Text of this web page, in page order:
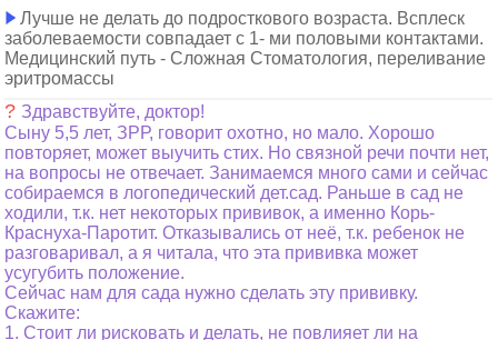
Лучше не делать до подросткового возраста. Всплеск
заболеваемости совпадает с 1- ми половыми контактами.
Медицинский путь - Сложная Стоматология, переливание
эритромассы
? Здравствуйте, доктор!
Сыну 5,5 лет, ЗРР, говорит охотно, но мало. Хорошо
повторяет, может выучить стих. Но связной речи почти нет,
на вопросы не отвечает. Занимаемся много сами и сейчас
собираемся в логопедический дет.сад. Раньше в сад не
ходили, т.к. нет некоторых прививок, а именно Корь-
Краснуха-Паротит. Отказывались от неё, т.к. ребенок не
разговаривал, а я читала, что эта прививка может
усугубить положение.
Сейчас нам для сада нужно сделать эту прививку.
Скажите:
1. Стоит ли рисковать и делать, не повлияет ли на